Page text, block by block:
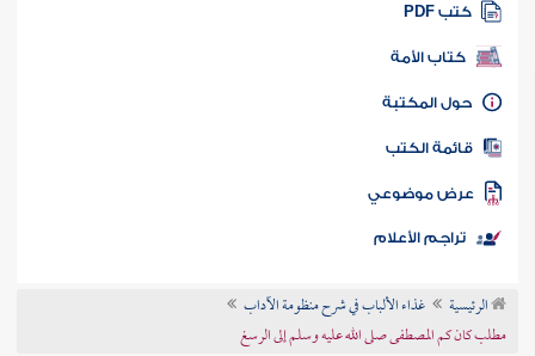
كتب PDF
كتاب الأمة
المكتبة
الكتب
موضوعي
تراجم الأعلام
الرئيسية
غذاء الألباب في شرح منظومة الآداب
مطلب كان كم المصطفى صلى الله عليه وسلم إلى الرسغ